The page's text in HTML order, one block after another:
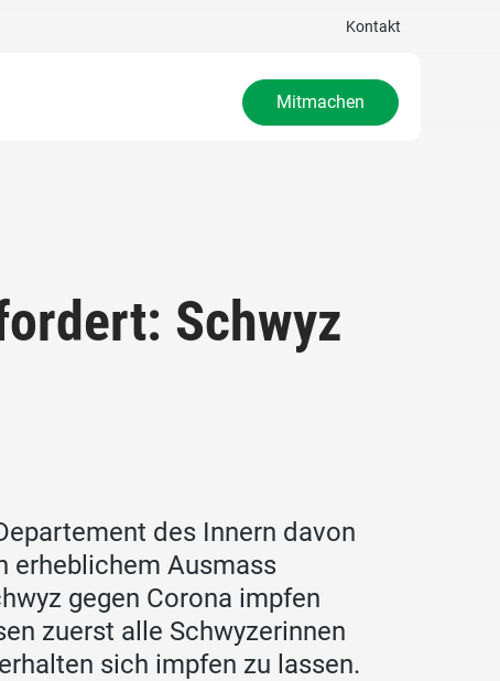
Kontakt
Mitmachen
Schwyz
des Innern davon
erheblichem Ausmass
gegen Corona impfen
zuerst alle Schwyzerinnen
sich impfen zu lassen.